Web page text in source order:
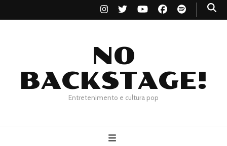
NO
BACKSTAGE!
Entretenimento e cultura pop